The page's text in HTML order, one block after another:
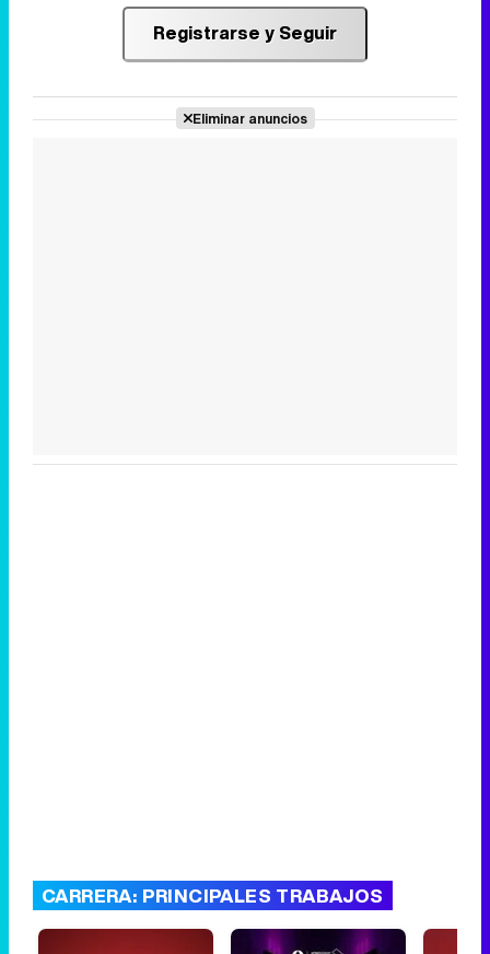
Registrarse y Seguir
Eliminar anuncios
CARRERA: PRINCIPALES TRABAJOS